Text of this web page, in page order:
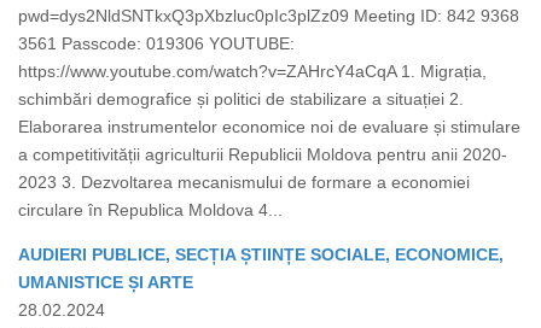
pwd=dys2NldSNTkxQ3pXbzluc0pIc3plZz09 Meeting ID: 842 9368
3561 Passcode: 019306 YOUTUBE:
https://www.youtube.com/watch?v=ZAHrcY4aCqA 1. Migrația,
schimbări demografice și politici de stabilizare a situației 2.
Elaborarea instrumentelor economice noi de evaluare și stimulare
a competitivității agriculturii Republicii Moldova pentru anii 2020-
2023 3. Dezvoltarea mecanismului de formare a economiei
circulare în Republica Moldova 4...
AUDIERI PUBLICE, SECȚIA ȘTIINȚE SOCIALE, ECONOMICE,
UMANISTICE ȘI ARTE
28.02.2024